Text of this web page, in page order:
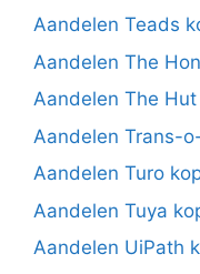
Aandelen Teads
Aandelen The
Aandelen The
Aandelen Trans-
Aandelen Turo
Aandelen Tuya
Aandelen UiPath